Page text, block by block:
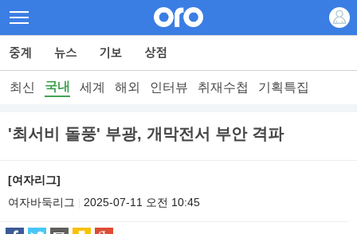
최신 국내 세계 해외 인터뷰 취재수첩 기획특집
'최서비 돌풍' 부광, 개막전서 부안 격파
[여자리그]
여자바둑리그
2025-07-11 오전 10:45